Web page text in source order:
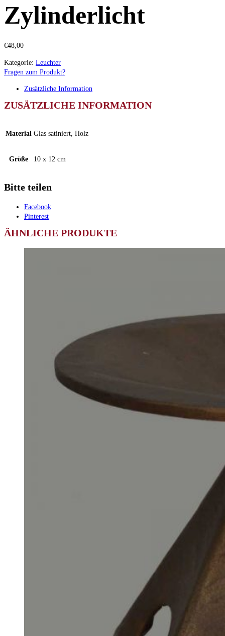
Zylinderlicht
€48,00
Kategorie: Leuchter
Fragen zum Produkt?
Zusätzliche Information
ZUSÄTZLICHE INFORMATION
Material Glas satiniert, Holz
Größe 10 x 12 cm
Bitte teilen
Facebook
Pinterest
ÄHNLICHE PRODUKTE